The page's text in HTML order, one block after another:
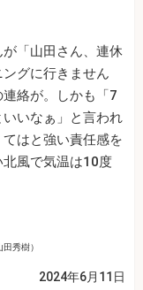
「山田さん、連休
グに行きません
絡が。しかも「7
いなぁ」と言われ
はと強い責任感を
風で気温は10度
秀樹）
2024年6月11日